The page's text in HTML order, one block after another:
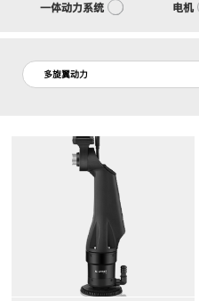
一体动力系统 电机
多旋翼动力